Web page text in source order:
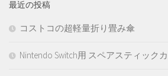
最近の投稿
コストコの超軽量折り畳み傘
Nintendo Switch用 スペアスティック